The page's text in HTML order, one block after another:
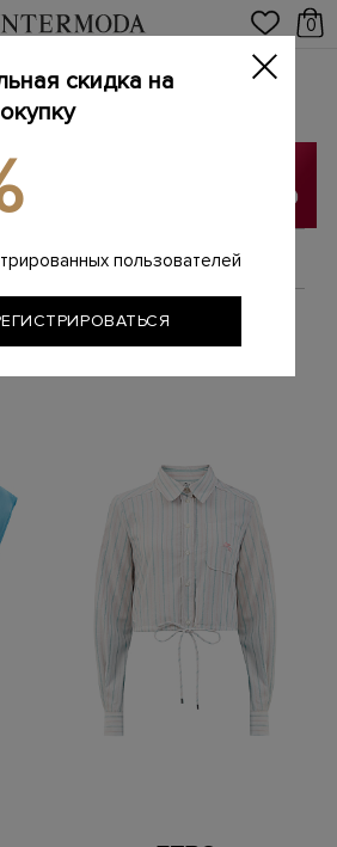
0
ETRO
/
СОРТИРОВАТЬ
скидка на
пользователей